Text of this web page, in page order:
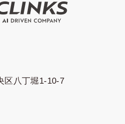
区八丁堀1-10-7